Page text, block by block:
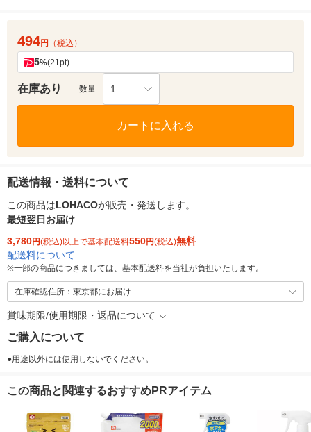
494円 （税込）
5%(21pt)
在庫あり 数量 1
カートに入れる
配送情報・送料について
この商品はLOHACOが販売・発送します。
最短翌日お届け
3,780円(税込)以上で基本配送料550円(税込)無料
配送料について
※一部の商品につきましては、基本配送料を当社が負担いたします。
在庫確認住所：東京都にお届け
賞味期限/使用期限・返品について
ご購入について
●用途以外には使用しないでください。
この商品と関連するおすすめPRアイテム